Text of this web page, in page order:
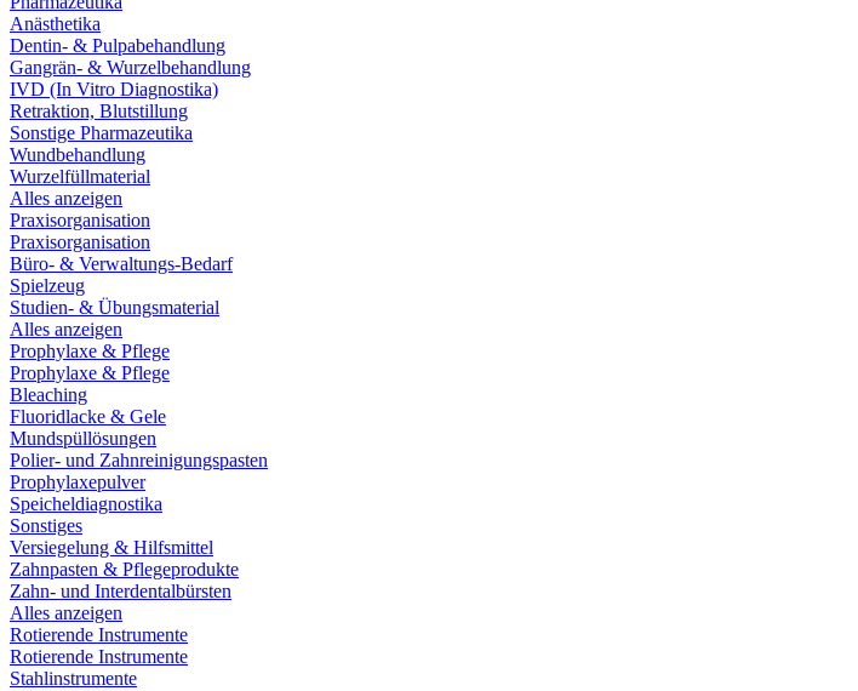
Anästhetika
Dentin- & Pulpabehandlung
Gangrän- & Wurzelbehandlung
IVD (In Vitro Diagnostika)
Retraktion, Blutstillung
Sonstige Pharmazeutika
Wundbehandlung
Wurzelfüllmaterial
Alles anzeigen
Praxisorganisation
Praxisorganisation
Büro- & Verwaltungs-Bedarf
Spielzeug
Studien- & Übungsmaterial
Alles anzeigen
Prophylaxe & Pflege
Prophylaxe & Pflege
Bleaching
Fluoridlacke & Gele
Mundspüllösungen
Polier- und Zahnreinigungspasten
Prophylaxepulver
Speicheldiagnostika
Sonstiges
Versiegelung & Hilfsmittel
Zahnpasten & Pflegeprodukte
Zahn- und Interdentalbürsten
Alles anzeigen
Rotierende Instrumente
Rotierende Instrumente
Stahlinstrumente